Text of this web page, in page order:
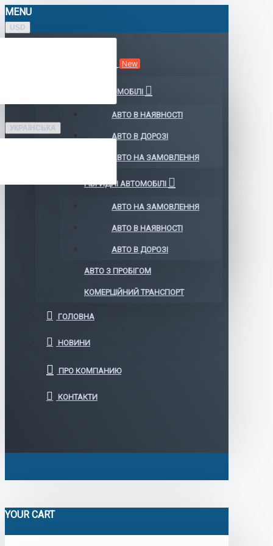
MENU
USD
УКРАЇНСЬКА
New
ЕЛЕКТРОМОБІЛІ
АВТО В НАЯВНОСТІ
АВТО В ДОРОЗІ
АВТО НА ЗАМОВЛЕННЯ
ГІБРИДНІ АВТОМОБІЛІ
АВТО НА ЗАМОВЛЕННЯ
АВТО В НАЯВНОСТІ
АВТО В ДОРОЗІ
АВТО З ПРОБІГОМ
КОМЕРЦІЙНИЙ ТРАНСПОРТ
ГОЛОВНА
НОВИНИ
ПРО КОМПАНИЮ
КОНТАКТИ
YOUR CART